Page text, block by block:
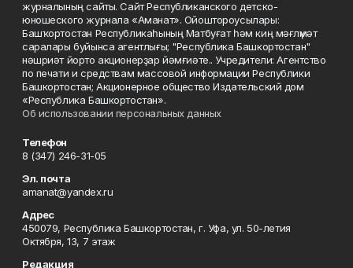
журналының сайты. Сайт Республиканского детско-
юношеского журнала «Аманат». Ойоштороусылары:
Башҡортостан Республикаһының Матбуғат һәм киң мәғлүмәт
саралары буйынса агентлығы; "Республика Башкортостан"
нәшриәт йорто акционерҙар йәмғиәте.. Учредители: Агентство
по печати и средствам массовой информации Республики
Башкортостан; Акционерное общество Издательский дом
«Республика Башкортостан».
Об использовании персональных данных
Телефон
8 (347) 246-31-05
Эл. почта
amanat@yandex.ru
Адрес
450079, Республика Башкортостан, г. Уфа, ул. 50-летия
Октября, 13, 7 этаж
Редакция